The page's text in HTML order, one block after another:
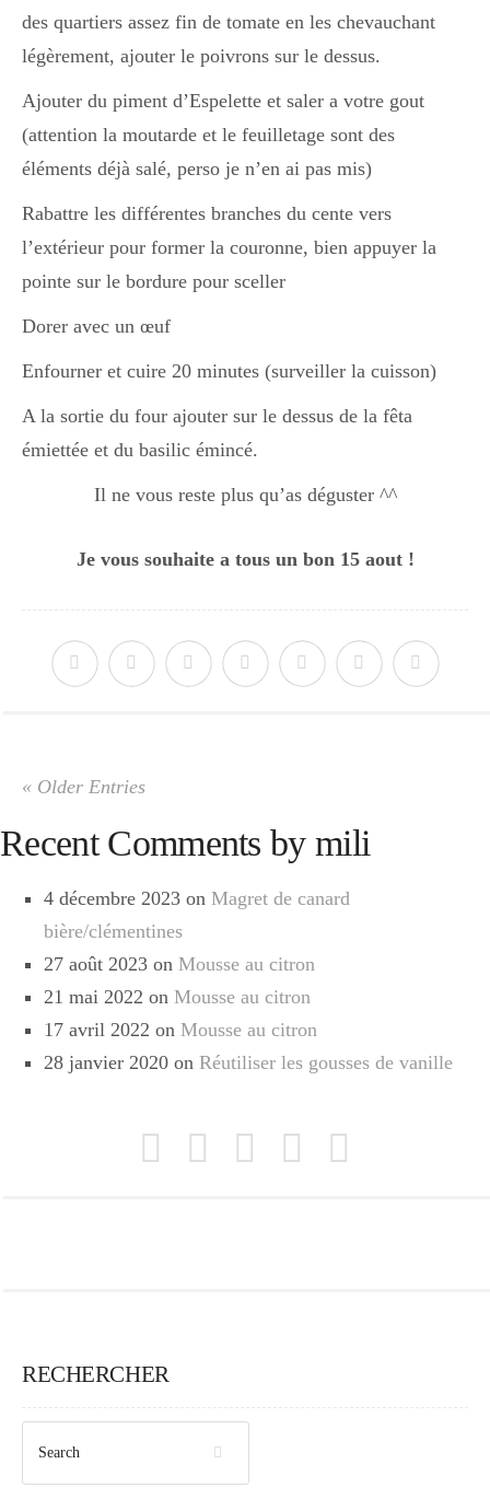
des quartiers assez fin de tomate en les chevauchant
légèrement, ajouter le poivrons sur le dessus.
Ajouter du piment d’Espelette et saler a votre gout
(attention la moutarde et le feuilletage sont des
éléments déjà salé, perso je n’en ai pas mis)
Rabattre les différentes branches du cente vers
l’extérieur pour former la couronne, bien appuyer la
pointe sur le bordure pour sceller
Dorer avec un œuf
Enfourner et cuire 20 minutes (surveiller la cuisson)
A la sortie du four ajouter sur le dessus de la fêta
émiettée et du basilic émincé.
Il ne vous reste plus qu’as déguster ^^
Je vous souhaite a tous un bon 15 aout !
« Older Entries
Recent Comments by mili
4 décembre 2023 on Magret de canard
bière/clémentines
27 août 2023 on Mousse au citron
21 mai 2022 on Mousse au citron
17 avril 2022 on Mousse au citron
28 janvier 2020 on Réutiliser les gousses de vanille
RECHERCHER